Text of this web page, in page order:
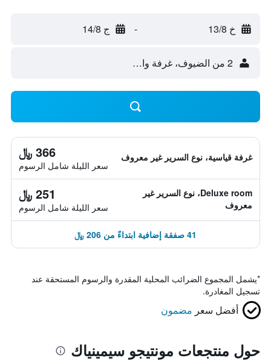
خ 13/8 - ج 14/8
2 من الضيوف، غرفة واحدة
غرفة قياسية، نوع السرير غير معروف 366 ﷼
سعر الليلة شامل الرسوم
Deluxe room، نوع السرير غير
معروف
251 ﷼
سعر الليلة شامل الرسوم
41 صفقة إضافية ابتداءً من 206 ﷼
*يشمل المجموع الضرائب المحلية المقدرة والرسوم المستحقة عند
تسجيل المغادرة.
أفضل سعر مضمون
حول منتجعات مونتيجو سيمينياك